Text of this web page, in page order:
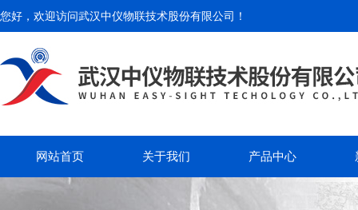
您好，欢迎访问武汉中仪物联技术股份有限公司 ！
网站首页 关于我们 产品中心